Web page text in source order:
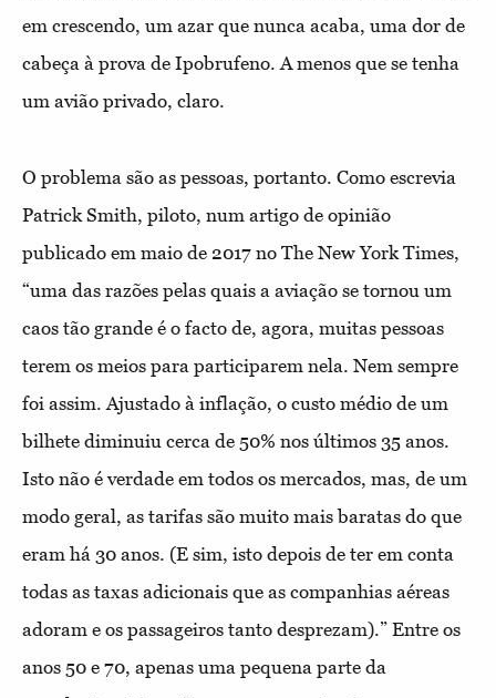
em crescendo, um azar que nunca acaba, uma dor de
cabeça à prova de Ipobrufeno. A menos que se tenha
um avião privado, claro.
O problema são as pessoas, portanto. Como escrevia
Patrick Smith, piloto, num artigo de opinião
publicado em maio de 2017 no The New York Times,
“uma das razões pelas quais a aviação se tornou um
caos tão grande é o facto de, agora, muitas pessoas
terem os meios para participarem nela. Nem sempre
foi assim. Ajustado à inflação, o custo médio de um
bilhete diminuiu cerca de 50% nos últimos 35 anos.
Isto não é verdade em todos os mercados, mas, de um
modo geral, as tarifas são muito mais baratas do que
eram há 30 anos. (E sim, isto depois de ter em conta
todas as taxas adicionais que as companhias aéreas
adoram e os passageiros tanto desprezam).” Entre os
anos 50 e 70, apenas uma pequena parte da